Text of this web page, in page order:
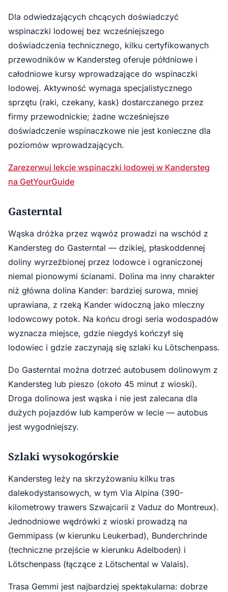
Dla odwiedzających chcących doświadczyć
wspinaczki lodowej bez wcześniejszego
doświadczenia technicznego, kilku certyfikowanych
przewodników w Kandersteg oferuje półdniowe i
całodniowe kursy wprowadzające do wspinaczki
lodowej. Aktywność wymaga specjalistycznego
sprzętu (raki, czekany, kask) dostarczanego przez
firmy przewodnickie; żadne wcześniejsze
doświadczenie wspinaczkowe nie jest konieczne dla
poziomów wprowadzających.
Zarezerwuj lekcje wspinaczki lodowej w Kandersteg
na GetYourGuide
Gasterntal
Wąska dróżka przez wąwóz prowadzi na wschód z
Kandersteg do Gasterntal — dzikiej, płaskoddennej
doliny wyrzeźbionej przez lodowce i ograniczonej
niemal pionowymi ścianami. Dolina ma inny charakter
niż główna dolina Kander: bardziej surowa, mniej
uprawiana, z rzeką Kander widoczną jako mleczny
lodowcowy potok. Na końcu drogi seria wodospadów
wyznacza miejsce, gdzie niegdyś kończył się
lodowiec i gdzie zaczynają się szlaki ku Lötschenpass.
Do Gasterntal można dotrzeć autobusem dolinowym z
Kandersteg lub pieszo (około 45 minut z wioski).
Droga dolinowa jest wąska i nie jest zalecana dla
dużych pojazdów lub kamperów w lecie — autobus
jest wygodniejszy.
Szlaki wysokogórskie
Kandersteg leży na skrzyżowaniu kilku tras
dalekodystansowych, w tym Via Alpina (390-
kilometrowy trawers Szwajcarii z Vaduz do Montreux).
Jednodniowe wędrówki z wioski prowadzą na
Gemmipass (w kierunku Leukerbad), Bunderchrinde
(techniczne przejście w kierunku Adelboden) i
Lötschenpass (łączące z Lötschental w Valais).
Trasa Gemmi jest najbardziej spektakularna: dobrze